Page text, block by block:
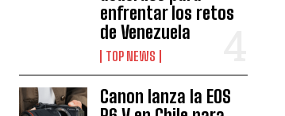
enfrentar los retos
de Venezuela
TOP NEWS
Canon lanza la EOS